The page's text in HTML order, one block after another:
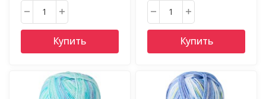
Купить Купить